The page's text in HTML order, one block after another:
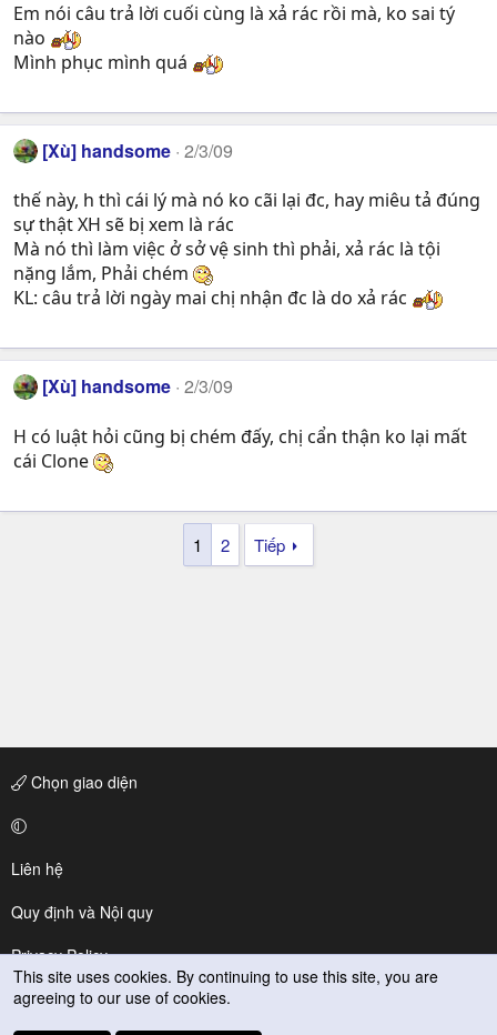
Em nói câu trả lời cuối cùng là xả rác rồi mà, ko sai tý
nào
Mình phục mình quá
[Xù] handsome 2/3/09
thế này, h thì cái lý mà nó ko cãi lại đc, hay miêu tả đúng
sự thật XH sẽ bị xem là rác
Mà nó thì làm việc ở sở vệ sinh thì phải, xả rác là tội
nặng lắm, Phải chém
KL: câu trả lời ngày mai chị nhận đc là do xả rác
[Xù] handsome 2/3/09
H có luật hỏi cũng bị chém đấy, chị cẩn thận ko lại mất
cái Clone
1 2 Tiếp
Chọn giao diện
Liên hệ
Quy định và Nội quy
Privacy Policy
Trợ giúp
This site uses cookies. By continuing to use this site, you are
agreeing to our use of cookies.